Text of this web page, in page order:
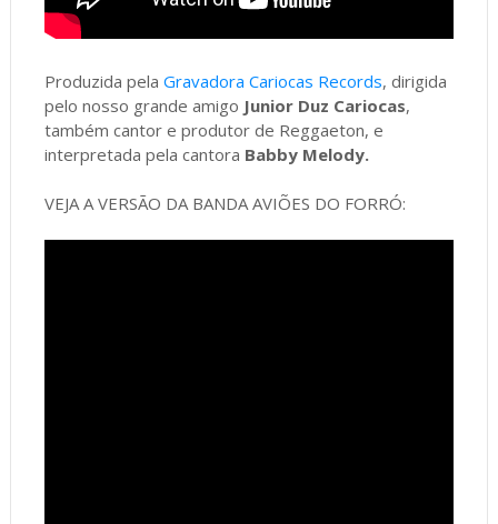
Produzida pela Gravadora Cariocas Records, dirigida
pelo nosso grande amigo Junior Duz Cariocas,
também cantor e produtor de Reggaeton, e
interpretada pela cantora Babby Melody.
VEJA A VERSÃO DA BANDA AVIÕES DO FORRÓ: